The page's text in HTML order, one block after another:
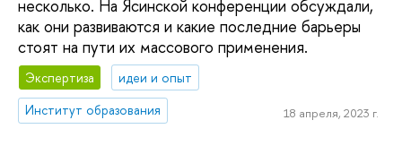
несколько. На Ясинской конференции обсуждали,
как они развиваются и какие последние барьеры
стоят на пути их массового применения.
Экспертиза
идеи и опыт
Институт образования
18 апреля, 2023 г.